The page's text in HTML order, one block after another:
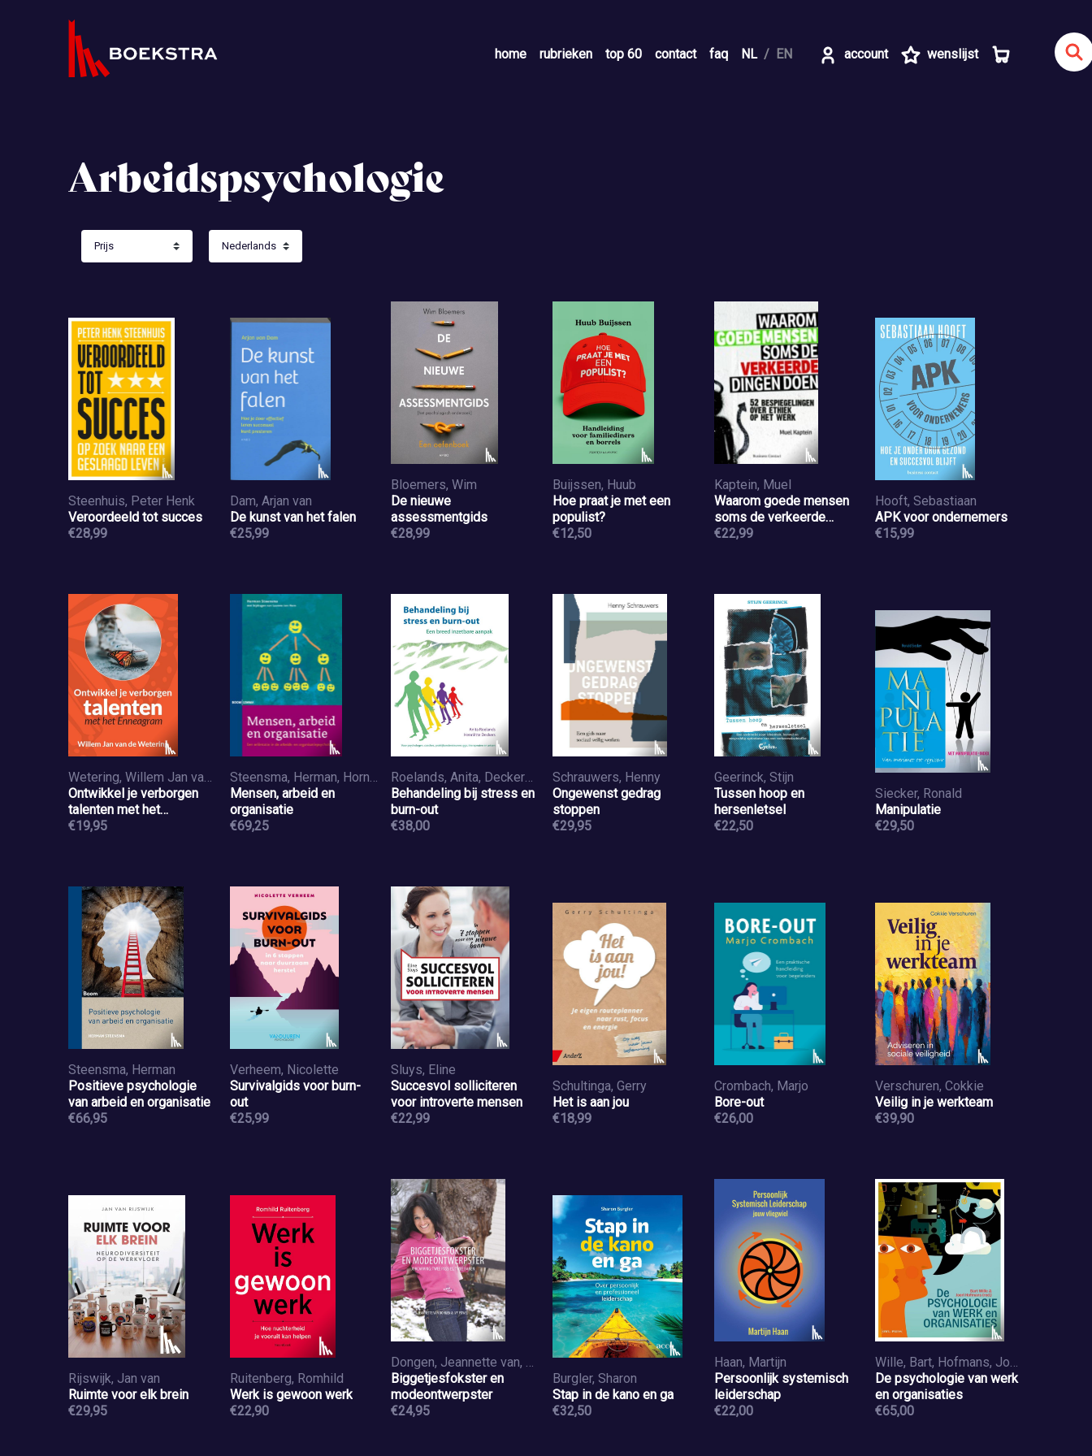
home rubrieken top 60 contact faq NL EN account wenslijst
Arbeidspsychologie
Steenhuis, Peter Henk
Veroordeeld tot succes
€28,99
Dam, Arjan van
De kunst van het falen
€25,99
Bloemers, Wim
De nieuwe
assessmentgids
€28,99
Buijssen, Huub
Hoe praat je met een
populist?
€12,50
Kaptein, Muel
Waarom goede mensen
soms de verkeerde
dingen doen
€22,99
Hooft, Sebastiaan
APK voor ondernemers
€15,99
Wetering, Willem Jan van de
Ontwikkel je verborgen
talenten met het
enneagram
€19,95
Steensma, Herman, Horn, Laurens ten
Mensen, arbeid en
organisatie
€69,25
Roelands, Anita, Deckers, Henriëtte
Behandeling bij stress en
burn-out
€38,00
Schrauwers, Henny
Ongewenst gedrag
stoppen
€29,95
Geerinck, Stijn
Tussen hoop en
hersenletsel
€22,50
Siecker, Ronald
Manipulatie
€29,50
Steensma, Herman
Positieve psychologie
van arbeid en organisatie
€66,95
Verheem, Nicolette
Survivalgids voor burn-
out
€25,99
Sluys, Eline
Succesvol solliciteren
voor introverte mensen
€22,99
Schultinga, Gerry
Het is aan jou
€18,99
Crombach, Marjo
Bore-out
€26,00
Verschuren, Cokkie
Veilig in je werkteam
€39,90
Rijswijk, Jan van
Ruimte voor elk brein
€29,95
Ruitenberg, Romhild
Werk is gewoon werk
€22,90
Dongen, Jeannette van, Powel, Ivy
Biggetjesfokster en
modeontwerpster
€24,95
Burgler, Sharon
Stap in de kano en ga
€32,50
Haan, Martijn
Persoonlijk systemisch
leiderschap
€22,00
Wille, Bart, Hofmans, Joeri
De psychologie van werk
en organisaties
€65,00